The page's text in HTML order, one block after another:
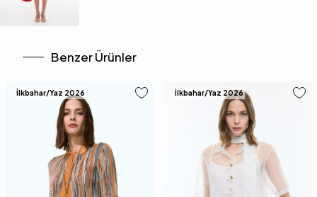
Benzer Ürünler
İlkbahar/Yaz 2026 İlkbahar/Yaz 2026